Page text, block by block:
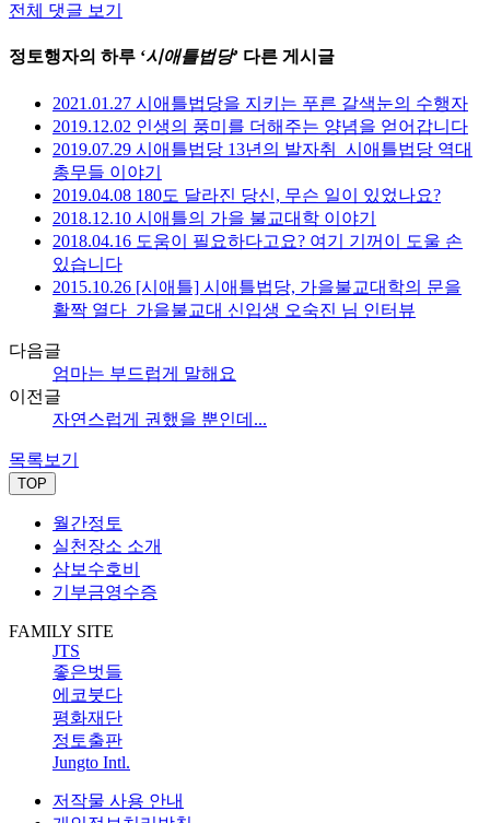
전체 댓글 보기
정토행자의 하루 ‘시애틀법당’ 다른 게시글
2021.01.27 시애틀법당을 지키는 푸른 갈색눈의 수행자
2019.12.02 인생의 풍미를 더해주는 양념을 얻어갑니다
2019.07.29 시애틀법당 13년의 발자취_시애틀법당 역대
총무들 이야기
2019.04.08 180도 달라진 당신, 무슨 일이 있었나요?
2018.12.10 시애틀의 가을 불교대학 이야기
2018.04.16 도움이 필요하다고요? 여기 기꺼이 도울 손
있습니다
2015.10.26 [시애틀] 시애틀법당, 가을불교대학의 문을
활짝 열다_가을불교대 신입생 오숙진 님 인터뷰
다음글
엄마는 부드럽게 말해요
이전글
자연스럽게 권했을 뿐인데...
목록보기
TOP
월간정토
실천장소 소개
삼보수호비
기부금영수증
FAMILY SITE
JTS
좋은벗들
에코붓다
평화재단
정토출판
Jungto Intl.
저작물 사용 안내